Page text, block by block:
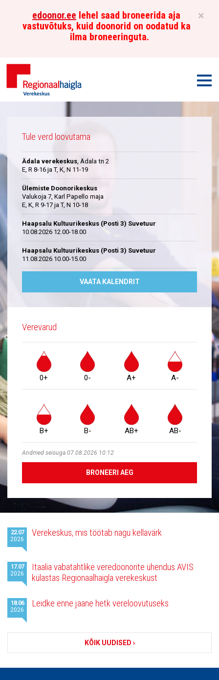
×
edoonor.ee lehel saad broneerida aja
vastuvõtuks, kuid doonorid on oodatud ka
ilma broneeringuta.
Eesti
Regionaalhaigla
Verekeskus
Tule verd loovutama
Ädala verekeskus , Ädala tn 2
E, R 8-16 ja T, K, N 11-19
Ülemiste Doonorikeskus
Valukoja 7, Karl Papello maja
E, K, R 9-17 ja T, N 10-18
Haapsalu Kultuurikeskus (Posti 3) Suvetuur
10.08.2026 12.00-18.00
Haapsalu Kultuurikeskus (Posti 3) Suvetuur
11.08.2026 10.00-15.00
VAATA KALENDRIT
Verevarud
0+ 0- A+ A-
B+ B- AB+ AB-
Andmed seisuga 07.08.2026 10:12
BRONEERI AEG
Viimased
uudised
22.07
2026
Verekeskus, mis töötab nagu kellavärk
17.07
2026
Itaalia vabatahtlike veredoonorite ühendus AVIS
külastas Regionaalhaigla verekeskust
18.06
2026
Leidke enne jaane hetk vereloovutuseks
KÕIK UUDISED ›